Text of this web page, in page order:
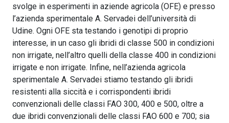
svolge in esperimenti in aziende agricola (OFE) e presso
l’azienda sperimentale A. Servadei dell’università di
Udine. Ogni OFE sta testando i genotipi di proprio
interesse, in un caso gli ibridi di classe 500 in condizioni
non irrigate, nell’altro quelli della classe 400 in condizioni
irrigate e non irrigate. Infine, nell’azienda agricola
sperimentale A. Servadei stiamo testando gli ibridi
resistenti alla siccità e i corrispondenti ibridi
convenzionali delle classi FAO 300, 400 e 500, oltre a
due ibridi convenzionali delle classi FAO 600 e 700; sia